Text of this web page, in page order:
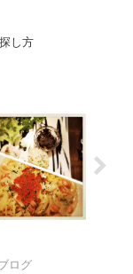
し方
ログ